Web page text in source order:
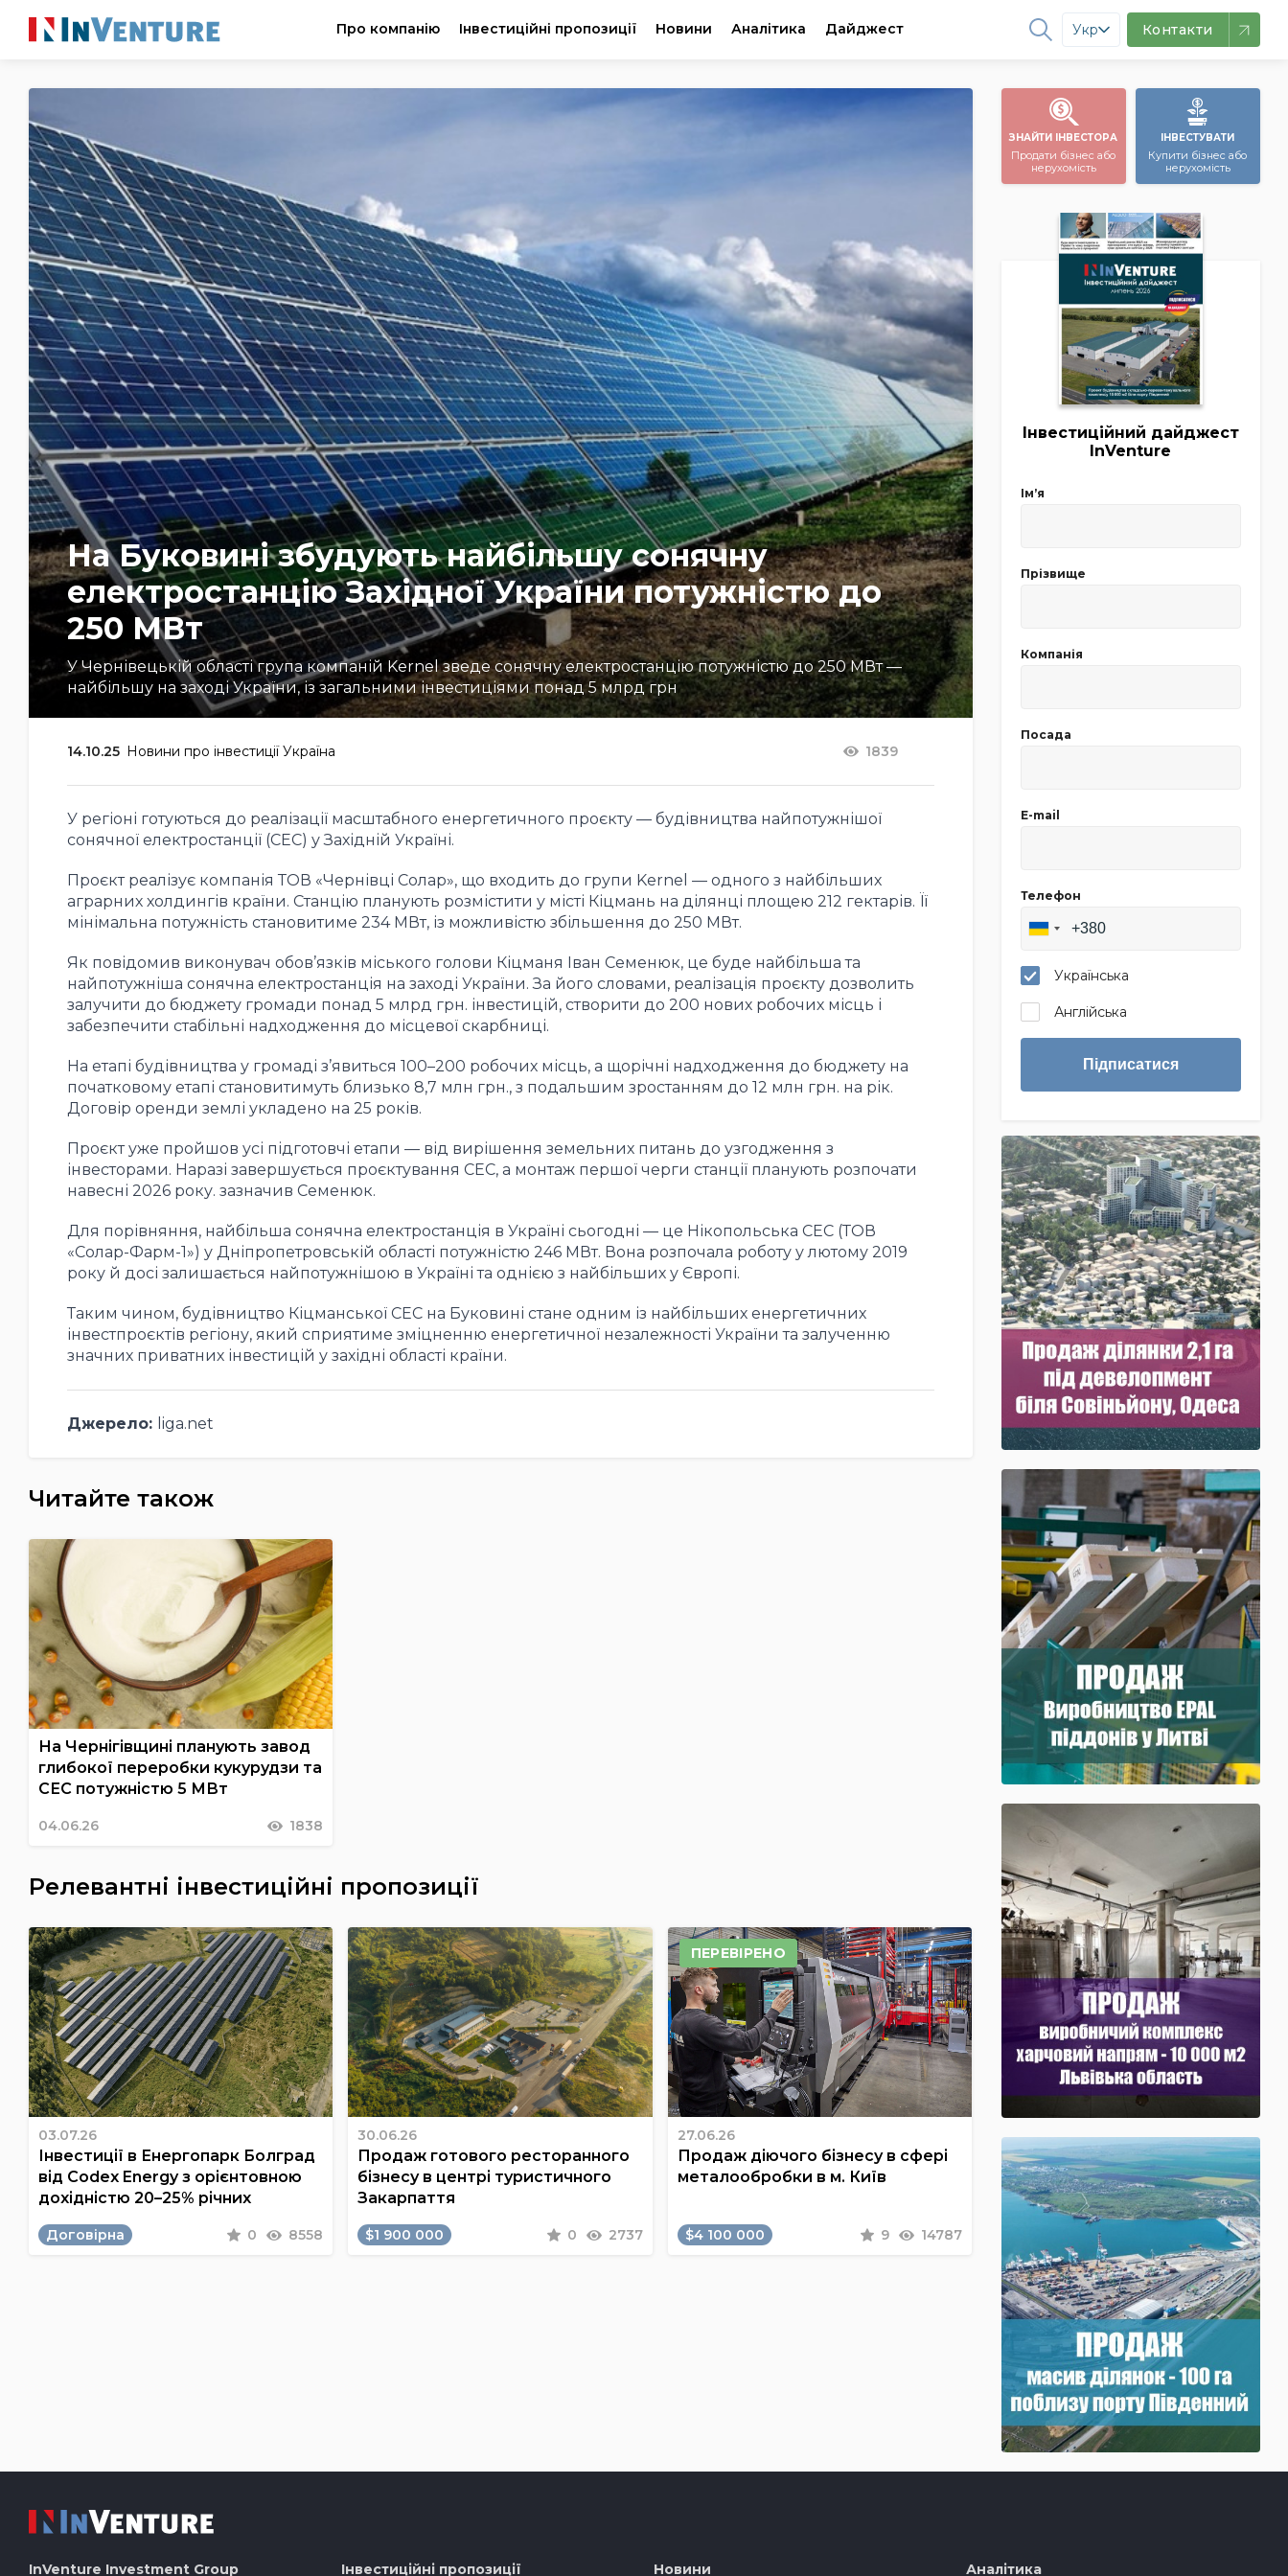
Про компанію Інвестиційні пропозиції Новини Аналітика Дайджест Укр Контакти
На Буковині збудують найбільшу сонячну
електростанцію Західної України потужністю до
250 МВт
У Чернівецькій області група компаній Kernel зведе сонячну електростанцію потужністю до 250 МВт —
найбільшу на заході України, із загальними інвестиціями понад 5 млрд грн
14.10.25 Новини про інвестиції Україна 1839
У регіоні готуються до реалізації масштабного енергетичного проєкту — будівництва найпотужнішої
сонячної електростанції (СЕС) у Західній Україні.
Проєкт реалізує компанія ТОВ «Чернівці Солар», що входить до групи Kernel — одного з найбільших
аграрних холдингів країни. Станцію планують розмістити у місті Кіцмань на ділянці площею 212 гектарів. Її
мінімальна потужність становитиме 234 МВт, із можливістю збільшення до 250 МВт.
Як повідомив виконувач обов’язків міського голови Кіцманя Іван Семенюк, це буде найбільша та
найпотужніша сонячна електростанція на заході України. За його словами, реалізація проєкту дозволить
залучити до бюджету громади понад 5 млрд грн. інвестицій, створити до 200 нових робочих місць і
забезпечити стабільні надходження до місцевої скарбниці.
На етапі будівництва у громаді з’явиться 100–200 робочих місць, а щорічні надходження до бюджету на
початковому етапі становитимуть близько 8,7 млн грн., з подальшим зростанням до 12 млн грн. на рік.
Договір оренди землі укладено на 25 років.
Проєкт уже пройшов усі підготовчі етапи — від вирішення земельних питань до узгодження з
інвесторами. Наразі завершується проєктування СЕС, а монтаж першої черги станції планують розпочати
навесні 2026 року. зазначив Семенюк.
Для порівняння, найбільша сонячна електростанція в Україні сьогодні — це Нікопольська СЕС (ТОВ
«Солар-Фарм-1») у Дніпропетровській області потужністю 246 МВт. Вона розпочала роботу у лютому 2019
року й досі залишається найпотужнішою в Україні та однією з найбільших у Європі.
Таким чином, будівництво Кіцманської СЕС на Буковині стане одним із найбільших енергетичних
інвестпроєктів регіону, який сприятиме зміцненню енергетичної незалежності України та залученню
значних приватних інвестицій у західні області країни.
Джерело: liga.net
Читайте також
На Чернігівщині планують завод
глибокої переробки кукурудзи та
СЕС потужністю 5 МВт
04.06.26 1838
Релевантні інвестиційні пропозиції
03.07.26
Інвестиції в Енергопарк Болград
від Codex Energy з орієнтовною
дохідністю 20–25% річних
Договірна 0 8558
30.06.26
Продаж готового ресторанного
бізнесу в центрі туристичного
Закарпаття
$1 900 000 0 2737
ПЕРЕВІРЕНО
27.06.26
Продаж діючого бізнесу в сфері
металообробки в м. Київ
$4 100 000 9 14787
ЗНАЙТИ ІНВЕСТОРА
Продати бізнес або
нерухомість
ІНВЕСТУВАТИ
Купити бізнес або
нерухомість
Інвестиційний дайджест
InVenture
Імʼя
Прізвище
Компанія
Посада
E-mail
Телефон
Українська
Англійська
Підписатися
InVenture Investment Group Інвестиційні пропозиції Новини Аналітика